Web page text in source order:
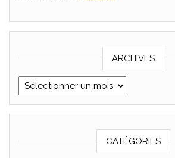
ARCHIVES
Archives
CATÉGORIES